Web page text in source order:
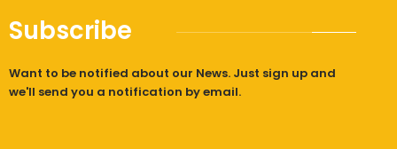
Subscribe
Want to be notified about our News. Just sign up and
we'll send you a notification by email.